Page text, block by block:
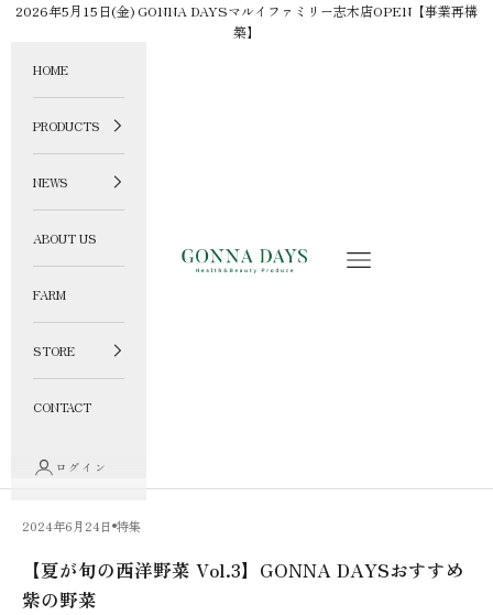
コンテンツへスキップ
2026年5月15日(金) GONNA DAYSマルイファミリー志木店OPEN【事業再構
築】
GONNA DAYS ONLINE STORE メニュー
HOME
PRODUCTS
NEWS
ABOUT US
FARM
STORE
CONTACT
ログイン
2024年6月24日 特集
【夏が旬の西洋野菜 Vol.3】GONNA DAYSおすすめ
紫の野菜